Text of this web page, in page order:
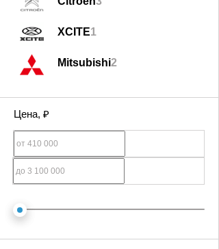
XCITE1
Mitsubishi2
Цена, ₽